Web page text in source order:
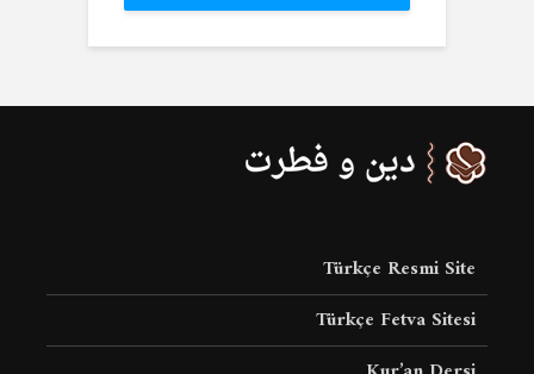
Türkçe Resmi Site
Türkçe Fetva Sitesi